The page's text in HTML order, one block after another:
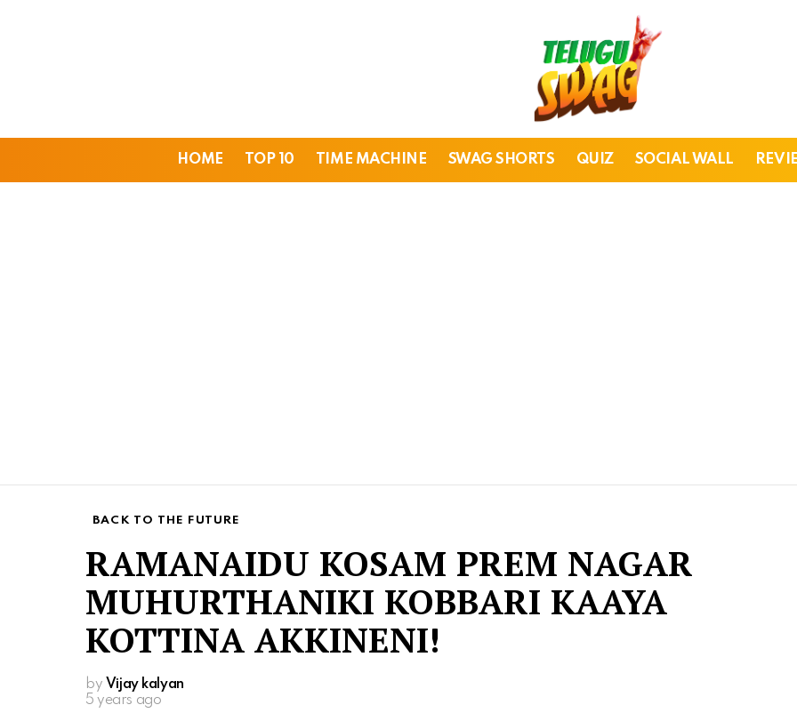
HOME TOP 10 TIME MACHINE SWAG SHORTS QUIZ SOCIAL WALL
BACK TO THE FUTURE
RAMANAIDU KOSAM PREM NAGAR
MUHURTHANIKI KOBBARI KAAYA
KOTTINA AKKINENI!
by Vijay kalyan
5 years ago